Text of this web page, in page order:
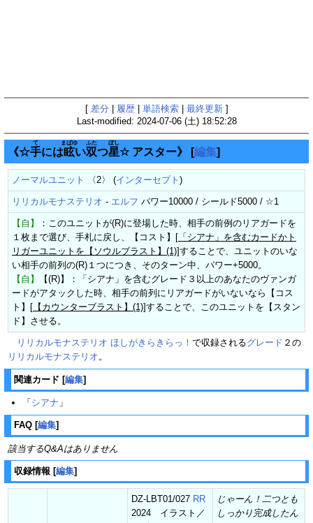
[ 差分 履歴| 単語検索| 最終更新]
Last-modified: 2024-07-06 (土) 18:52:28
《☆手
て
には眩
まばゆ
い双
ふた
つ星
ぼし
☆ アスター》 [編集]
ノーマルユニット 〈2〉 (インターセプト )
リリカルモナステリオ - エルフ パワー10000 / シールド5000 / ☆1
【自】
：このユニットが(R)に登場した時、相手の前例のリアガードを
１枚まで選び、手札に戻し、【コスト】[ 「シアナ」を含むカードかト
リガーユニットを【ソウルブラスト】(1)]することで、ユニットのいな
い相手の前列の(R)１つにつき、そのターン中、パワー+5000。
【自】
【(R)】：「シアナ」を含むグレード３以上のあなたのヴァンガ
ードがアタックした時、相手の前列にリアガードがいないなら【コス
ト】[ 【カウンターブラスト】(1)]することで、このユニットを【スタン
ド】させる。
リリカルモナステリオ ほしがきらきらっ！ で収録されるグレード ２の
リリカルモナステリオ。
関連カード [編集]
「 シアナ 」
FAQ [編集]
該当するQ&Aはありません
収録情報 [編集]
DZ-LBT01/027 RR
2024 イラスト／
じゃーん！二つとも
しっかり完成したん